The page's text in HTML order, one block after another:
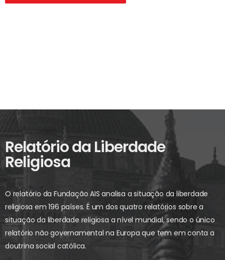
Relatório da Liberdade
Religiosa
O relatório da Fundação AIS analisa a situação da liberdade
religiosa em 196 países. É um dos quatro relatórios sobre a
situação da liberdade religiosa a nível mundial, sendo o único
relatório não governamental na Europa que tem em conta a
doutrina social católica.